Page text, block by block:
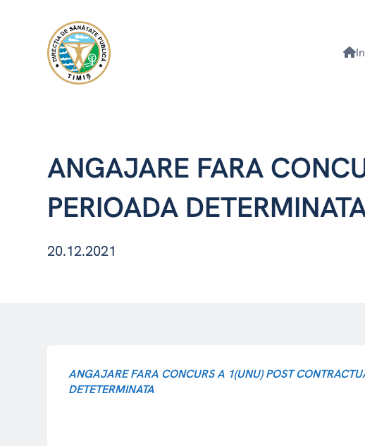
ANGAJARE FARA
PERIOADA
20.12.2021
ANGAJARE FARA CONCURS A 1(UNU) POST
DETETERMINATA